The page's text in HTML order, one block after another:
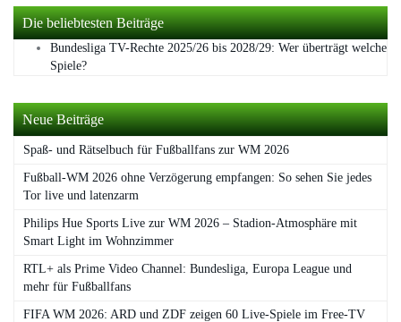
Die beliebtesten Beiträge
Bundesliga TV-Rechte 2025/26 bis 2028/29: Wer überträgt welche
Spiele?
Neue Beiträge
Spaß- und Rätselbuch für Fußballfans zur WM 2026
Fußball-WM 2026 ohne Verzögerung empfangen: So sehen Sie jedes
Tor live und latenzarm
Philips Hue Sports Live zur WM 2026 – Stadion-Atmosphäre mit
Smart Light im Wohnzimmer
RTL+ als Prime Video Channel: Bundesliga, Europa League und
mehr für Fußballfans
FIFA WM 2026: ARD und ZDF zeigen 60 Live-Spiele im Free-TV